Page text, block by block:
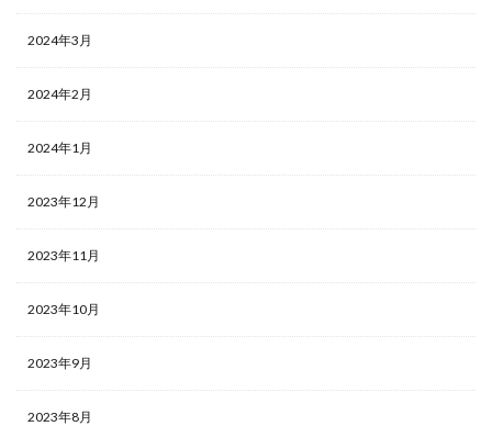
2024年3月
2024年2月
2024年1月
2023年12月
2023年11月
2023年10月
2023年9月
2023年8月